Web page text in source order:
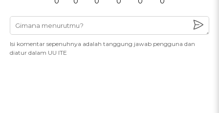
Isi komentar sepenuhnya adalah tanggung jawab pengguna dan
diatur dalam UU ITE